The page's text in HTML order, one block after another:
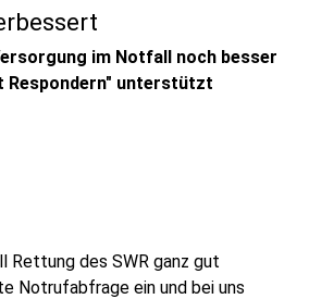
im Notfall noch besser
Respondern" unterstützt
Rettung des SWR ganz gut
Notrufabfrage ein und bei uns